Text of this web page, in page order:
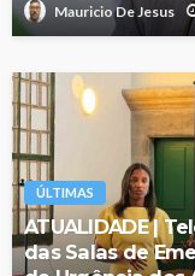
Mauricio De Jesus
ÚLTIMAS
ATUALIDADE |
das Salas de